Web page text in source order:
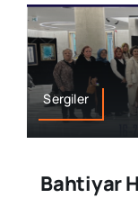
Sergiler
Bahtiyar